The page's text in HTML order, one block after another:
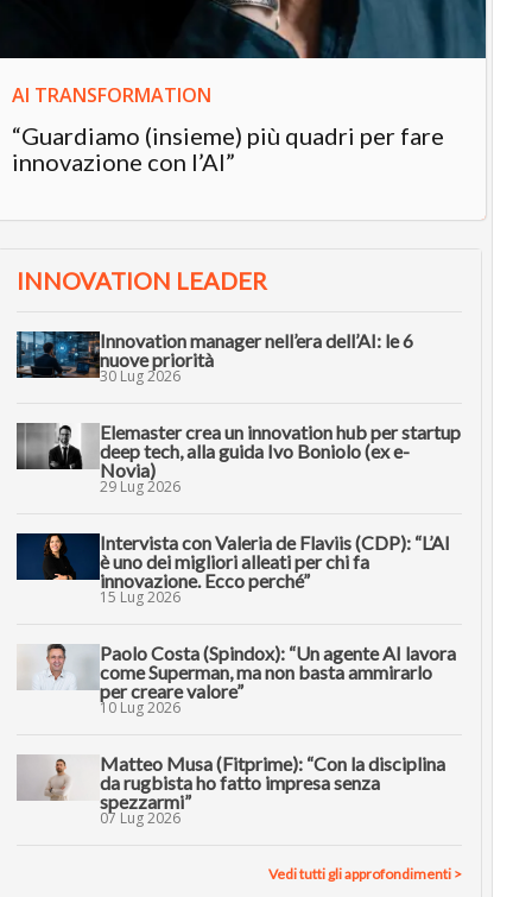
AI TRANSFORMATION
“Guardiamo (insieme) più quadri per fare
innovazione con l’AI”
INNOVATION LEADER
Innovation manager nell’era dell’AI: le 6
nuove priorità
30 Lug 2026
Elemaster crea un innovation hub per startup
deep tech, alla guida Ivo Boniolo (ex e-
Novia)
29 Lug 2026
Intervista con Valeria de Flaviis (CDP): “L’AI
è uno dei migliori alleati per chi fa
innovazione. Ecco perché”
15 Lug 2026
Paolo Costa (Spindox): “Un agente AI lavora
come Superman, ma non basta ammirarlo
per creare valore”
10 Lug 2026
Matteo Musa (Fitprime): “Con la disciplina
da rugbista ho fatto impresa senza
spezzarmi”
07 Lug 2026
Vedi tutti gli approfondimenti >